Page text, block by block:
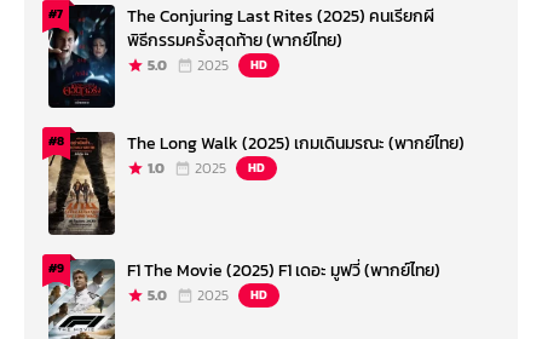
#7
The Conjuring Last Rites (2025) คนเรียกผี
พิธีกรรมครั้งสุดท้าย (พากย์ไทย)
5.0 2025 HD
#8 The Long Walk (2025) เกมเดินมรณะ (พากย์ไทย)
1.0 2025 HD
#9 F1 The Movie (2025) F1 เดอะ มูฟวี่ (พากย์ไทย)
5.0 2025 HD